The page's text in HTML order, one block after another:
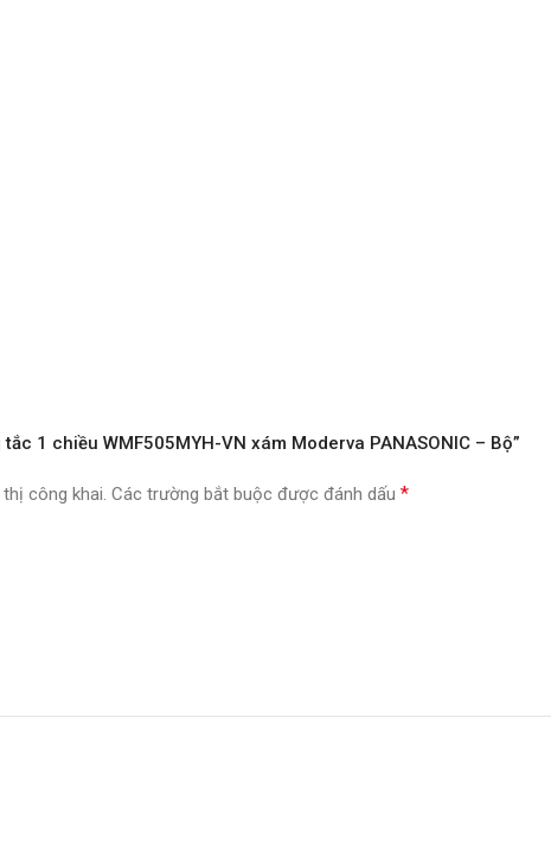
1 chiều WMF505MYH-VN xám Moderva PANASONIC – Bộ”
công khai. Các trường bắt buộc được đánh dấu *